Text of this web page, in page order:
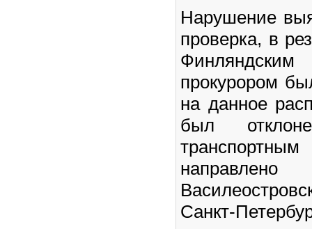
Нарушение
проверка, в
прокурором
на данное
был
Санкт-